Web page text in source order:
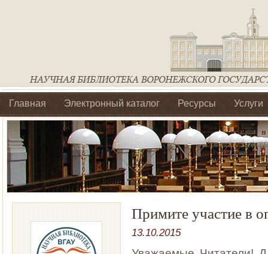
Главная Электронный каталог Ресурсы Услуги
Библиотеки регионального отделения Ассоциации
Примите участие в
13.10.2015